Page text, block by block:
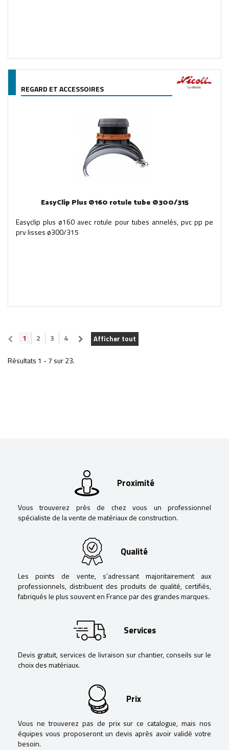
REGARD ET ACCESSOIRES
EasyClip Plus Ø160 rotule tube Ø300/315
Easyclip plus ø160 avec rotule pour tubes annelés, pvc pp pe
prv lisses ø300/315
Afficher tout
1 2 3 4
Résultats 1 - 7 sur 23.
Proximité
Vous trouverez près de chez vous un professionnel
spécialiste de la vente de matériaux de construction.
Qualité
Les points de vente, s’adressant majoritairement aux
professionnels, distribuent des produits de qualité, certifiés,
fabriqués le plus souvent en France par des grandes marques.
Services
Devis gratuit, services de livraison sur chantier, conseils sur le
choix des matériaux.
Prix
Vous ne trouverez pas de prix sur ce catalogue, mais nos
équipes vous proposeront un devis après avoir validé votre
besoin.